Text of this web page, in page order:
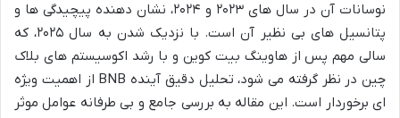
نوسانات آن در سال های ۲۰۲۳ و ۲۰۲۴، نشان دهنده پیچیدگی ها و
پتانسیل های بی نظیر آن است. با نزدیک شدن به سال ۲۰۲۵، که
سالی مهم پس از هاوینگ بیت کوین و با رشد اکوسیستم های بلاک
چین در نظر گرفته می شود، تحلیل دقیق آینده BNB از اهمیت ویژه
ای برخوردار است. این مقاله به بررسی جامع و بی طرفانه عوامل موثر